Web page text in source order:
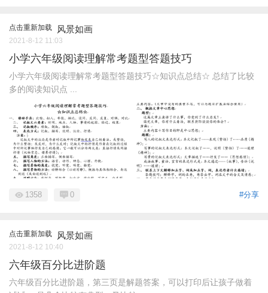
点击重新加载 风景如画
2021-8-12 11:03
小学六年级阅读理解常考题型答题技巧
小学六年级阅读理解常考题型答题技巧☆知识点总结☆ 总结了比较
多的阅读知识点 ...
#分享
1358 0
点击重新加载 风景如画
2021-8-12 10:40
六年级百分比进阶题
六年级百分比进阶题，第三页是解题答案，可以打印后让孩子做着